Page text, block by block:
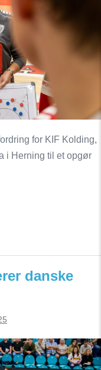
for KIF Kolding,
i Herning til et opgør
danske